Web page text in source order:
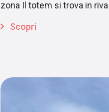
zona Il totem si trova in
Scopri